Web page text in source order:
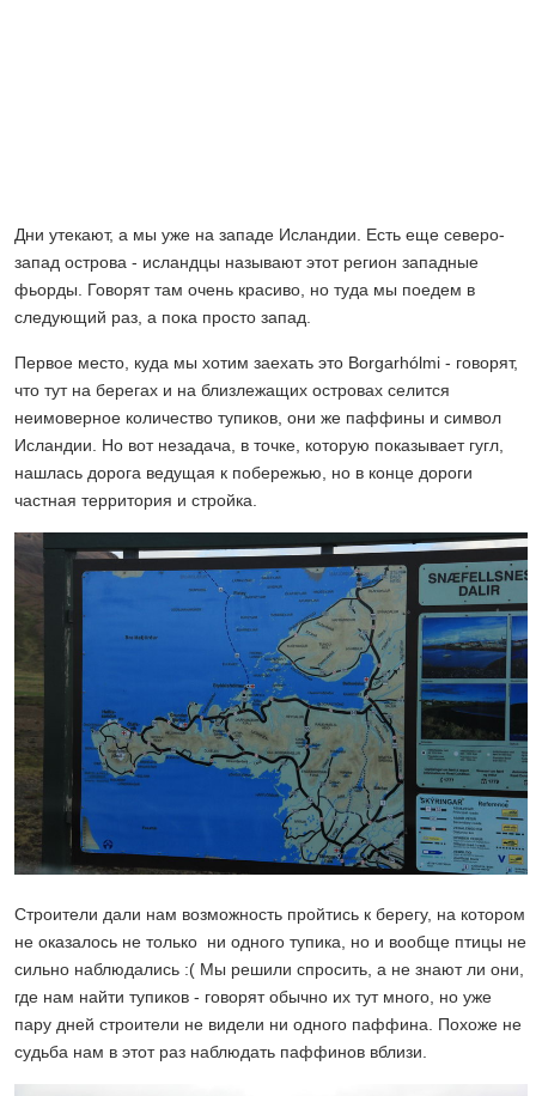
Дни утекают, а мы уже на западе Исландии. Есть еще северо-
запад острова - исландцы называют этот регион западные
фьорды. Говорят там очень красиво, но туда мы поедем в
следующий раз, а пока просто запад.
Первое место, куда мы хотим заехать это Borgarhólmi - говорят,
что тут на берегах и на близлежащих островах селится
неимоверное количество тупиков, они же паффины и символ
Исландии. Но вот незадача, в точке, которую показывает гугл,
нашлась дорога ведущая к побережью, но в конце дороги
частная территория и стройка.
Строители дали нам возможность пройтись к берегу, на котором
не оказалось не только ни одного тупика, но и вообще птицы не
сильно наблюдались :( Мы решили спросить, а не знают ли они,
где нам найти тупиков - говорят обычно их тут много, но уже
пару дней строители не видели ни одного паффина. Похоже не
судьба нам в этот раз наблюдать паффинов вблизи.